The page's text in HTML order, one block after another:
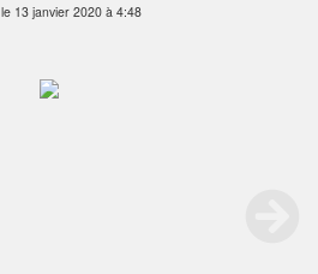
le 13 janvier 2020 à 4:48